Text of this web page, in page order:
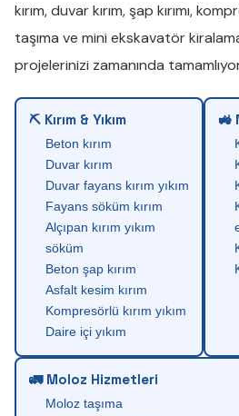
kırım,duvar kırım,şap kırımı,
taşıma ve mini ekskavatör
projelerinizi zamanında
⛏ Kırım & Yıkım
Beton kırım
Duvar kırım
Duvar fayans kırım yıkım
Fayans söküm kırım
Alçıpan kırım yıkım
söküm
Beton şap kırım
Asfalt kesim kırım
Kompresörlü kırım yıkım
Daire içi yıkım
🚜
🚛 Moloz Hizmetleri
Moloz taşıma